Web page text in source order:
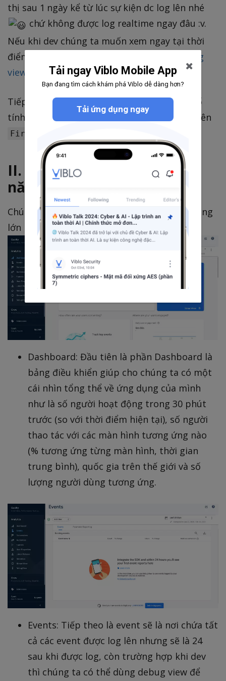
thị sau 1 ngày kể từ lúc sự kiện dc log lên nhé
chứ không được log realtime ngay đâu :v.
Nếu khi dev chúng ta muốn xem ngay tại thời
điểm log event để test thì có thể dùng
debug
view
Tiếp đến chúng ta hãy cùng đi sơ qua một số
tính năng khá hay của
Google Analytics trên
Firebase
II. Nhìn sơ qua một số tính
năng của GA.
Chúng ta cùng đi qua lần lượt một số tính năng
lớn mà mình cảm thấy khá ưng ý nhé:
Dashboard: Đầu tiên là phần Dashboard là
bảng điều khiển giúp cho chúng ta có một
cái nhìn tổng thể về ứng dụng của mình
như là số người hoạt động trong 30 phút
trước (so với thời điểm hiện tại), số người
thao tác với các màn hình tương ứng nào
(% tương ứng từng màn hình, thời gian
trung bình), quốc gia trên thế giới và số
lượng người dùng tương ứng.
Events: Tiếp theo là event sẽ là nơi chứa tất
cả các event được log lên nhưng sẽ là 24
sau khi được log, còn trường hợp khi dev
thì chúng ta có thể dùng debug view để
Tải ngay Viblo Mobile App
Bạn đang tìm cách khám phá Viblo dễ dàng hơn?
Tải ứng dụng ngay